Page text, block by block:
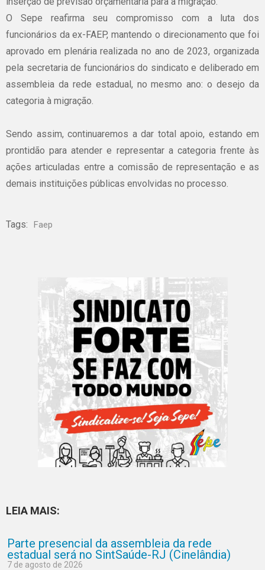
O Sepe reafirma seu compromisso com a luta dos
funcionários da ex-FAEP, mantendo o direcionamento que foi
aprovado em plenária realizada no ano de 2023, organizada
pela secretaria de funcionários do sindicato e deliberado em
assembleia da rede estadual, no mesmo ano: o desejo da
categoria à migração.
Sendo assim, continuaremos a dar total apoio, estando em
prontidão para atender e representar a categoria frente às
ações articuladas entre a comissão de representação e as
demais instituições públicas envolvidas no processo.
Tags: Faep
LEIA MAIS:
Parte presencial da assembleia da rede
estadual será no SintSaúde-RJ (Cinelândia)
7 de agosto de 2026